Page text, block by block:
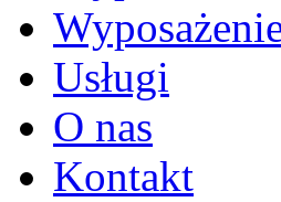
Usługi
O nas
Kontakt